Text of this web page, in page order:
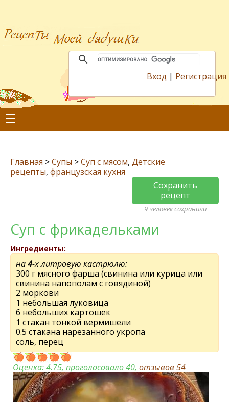
Вход | Регистрация
☰
Главная >Супы >Суп с мясом, Детские
рецепты, французская кухня
Сохранить
рецепт
9 человек сохранили
Суп с фрикадельками
Ингредиенты:
на4-х литровую кастрюлю:
300 г мясного фарша (свинина или курица или
свинина напополам с говядиной)
2 моркови
1 небольшая луковица
6 небольших картошек
1 стакан тонкой вермишели
0.5 стакана нарезанного укропа
соль, перец
Оценка:4.75, проголосовало 40, отзывов 54